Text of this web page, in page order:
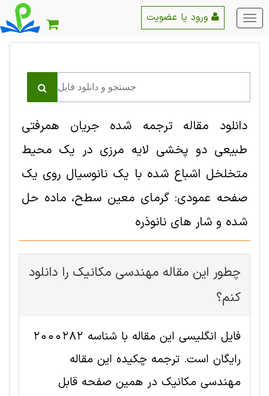
منو
اصلی
دانلود مقاله ترجمه شده جریان همرفتی
طبیعی دو پخشی لایه مرزی در یک محیط
متخلخل اشباع شده با یک نانوسیال روی یک
صفحه عمودی: گرمای معین سطح، ماده حل
شده و شار های نانوذره
چطور این مقاله مهندسی مکانیک را دانلود
کنم؟
فایل انگلیسی این مقاله با شناسه 2000282
رایگان است. ترجمه چکیده این مقاله
مهندسی مکانیک در همین صفحه قابل